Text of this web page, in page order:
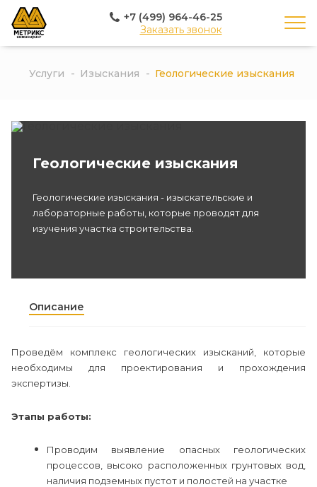
+7 (499) 964-46-25
Заказать звонок
Услуги Изыскания Геологические изыскания
Геологические изыскания
Геологические изыскания - изыскательские и
лабораторные работы, которые проводят для
изучения участка строительства.
Описание
Проведём комплекс геологических изысканий, которые
необходимы для проектирования и прохождения
экспертизы.
Этапы работы:
Проводим выявление опасных геологических
процессов, высоко расположенных грунтовых вод,
наличия подземных пустот и полостей на участке